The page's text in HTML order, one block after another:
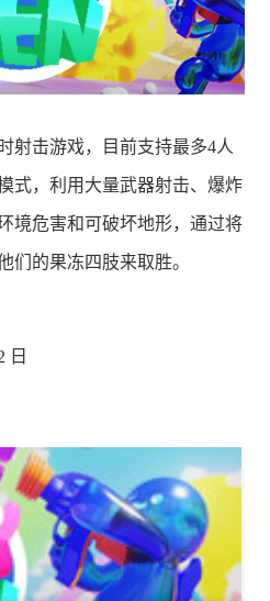
射击游戏，目前支持最多4人
式，利用大量武器射击、爆炸
境危害和可破坏地形，通过将
们的果冻四肢来取胜。
日